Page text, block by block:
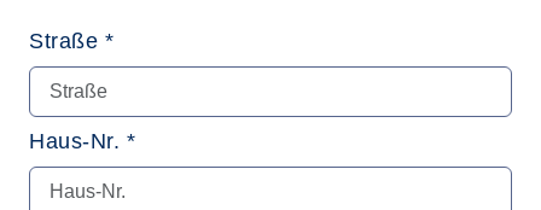
Straße *
Haus-Nr. *